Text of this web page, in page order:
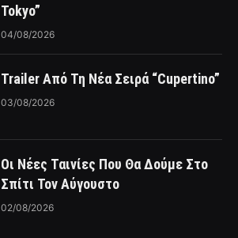
Tokyo”
04/08/2026
Trailer Από Τη Νέα Σειρά “Cupertino”
03/08/2026
Οι Νέες Ταινίες Που Θα Δούμε Στο
Σπίτι Τον Αύγουστο
02/08/2026